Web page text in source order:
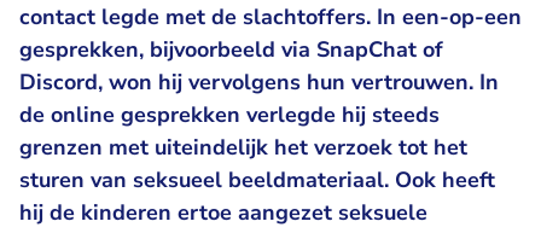
contact legde met de slachtoffers. In een-op-een
gesprekken, bijvoorbeeld via SnapChat of
Discord, won hij vervolgens hun vertrouwen. In
de online gesprekken verlegde hij steeds
grenzen met uiteindelijk het verzoek tot het
sturen van seksueel beeldmateriaal. Ook heeft
hij de kinderen ertoe aangezet seksuele